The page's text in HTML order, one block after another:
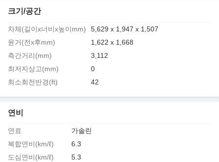
크기/공간
차체(길이x너비x높이mm)
5,629 x 1,947 x 1,507
윤거(전x후mm)
1,622 x 1,668
측간거리(mm)
3,112
최저지상고(mm)
0
최소회전반경(ft)
42
연비
연료
가솔린
복합연비(km/ℓ)
6.3
도심연비(km/ℓ)
5.3